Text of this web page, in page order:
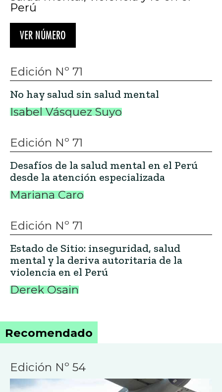
Perú
VER NÚMERO
Edición Nº 71
No hay salud sin salud mental
Isabel Vásquez Suyo
Edición Nº 71
Desafíos de la salud mental en el Perú
desde la atención especializada
Mariana Caro
Edición Nº 71
Estado de Sitio: inseguridad, salud
mental y la deriva autoritaria de la
violencia en el Perú
Derek Osain
Recomendado
Edición Nº 54